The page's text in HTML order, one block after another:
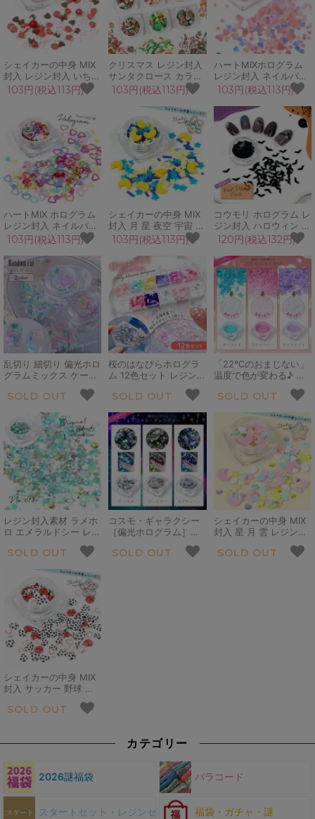
シェイカーの中身 MIX
封入 レジン封入 いちご
ハート パール スライス
パーツ ネイルパーツ ネ
シャカシャ 手芸 クリス
マス
103円(税込113円)
クリスマス レジン封入
サンタクロース カラー
スプレー スライスパー
ツ 雪だるま ツリー 星
靴下 ネイルパーツ ネイ
ル用品 デコパーツ カシ
ャカシャ シェイカーの
103円(税込113円)
ハートMIXホログラム
レジン封入 ネイルパー
ツ ネイル用品 デコパー
ツ ピンク 偏光 カシャ
カシャ 手芸 クラフト
103円(税込113円)
ハートMIX ホログラム
レジン封入 ネイルパー
ツ ネイル用品 ゆめかわ
いい デコパーツ キラキ
ラ カシャカシャ 手芸
クラフト カラフル ラブ
love 愛
103円(税込113円)
シェイカーの中身 MIX
封入 月 星 夜空 宇宙 レ
ジン封入 ネイルパーツ
ネイル用品 デコパーツ
スプレーパーツ スライ
スパーツ カシャカシャ
手芸 クラフト
103円(税込113円)
コウモリ ホログラム レ
ジン封入 ハロウィン デ
コパーツ 封入素材 貼り
付け素材 こうもり 蝙蝠
動物 夜 ドラキュラ 黒
ブラック カシャカシャ
ネイルパーツ ネイル用
品 手芸 クラフト
120円(税込132円)
乱切り 細切り 偏光ホロ
グラムミックス ケース
入り オーロラ クラッシ
ュホログラム フィルム
ツ デコパーツ キラキラ
ケース付き 手芸 クラフ
ト
SOLD OUT
桜のはなびらホログラ
ム 12色セット レジン封
入 和風 和 桜 さくら サ
クラ 花びら フラワー
ーツ ネイル用品 デコパ
ーツ キラキラ カシャカ
シャ 手芸 クラフト
SOLD OUT
「22℃のおまじない」
温度で色が変わる♪ 魔
法のレジン封入粉 ラメ
パウダー ネイルパーツ
キラキラ 手芸 クラフト
不思議 お粉
SOLD OUT
レジン封入素材 ラメホ
ロ エメラルドシー レジ
ンパーツ デコパーツ ビ
ジュー お粉 ネイルパー
GreenOceanオリジナ
ルブレンド♪
SOLD OUT
コスモ・ギャラクシー
［偏光ホログラム］煌
めきが美しすぎる宇宙
の神秘♪
SOLD OUT
シェイカーの中身 MIX
封入 星 月 雲 レジン封
入 ビジュー スター ム
ーン スライスパーツ カ
SOLD OUT
シェイカーの中身 MIX
封入 サッカー 野球 バ
スケ レジン封入素材 封
入パーツ シェイカー デ
ネイルパーツ カシャカ
SOLD OUT
カテゴリー
2026謎福袋 パラコード
スタートセット・レジンセット 福袋・ガチャ・謎